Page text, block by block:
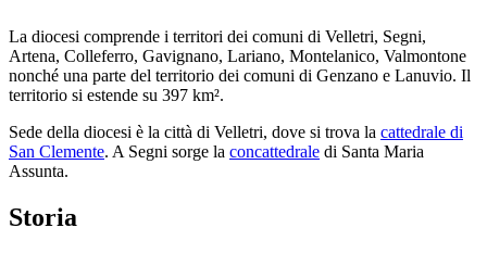
La diocesi comprende i territori dei comuni di Velletri, Segni,
Artena, Colleferro, Gavignano, Lariano, Montelanico, Valmontone
nonché una parte del territorio dei comuni di Genzano e Lanuvio. Il
territorio si estende su 397 km².
Sede della diocesi è la città di Velletri, dove si trova la cattedrale di
San Clemente. A Segni sorge la concattedrale di Santa Maria
Assunta.
Storia